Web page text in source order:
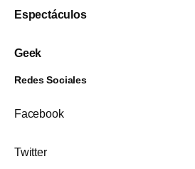
Espectáculos
Geek
Redes Sociales
Facebook
Twitter